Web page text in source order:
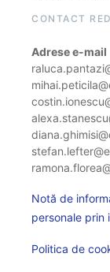
CONTACT
Adrese e-mail
Notă de
personale prin
Politica de